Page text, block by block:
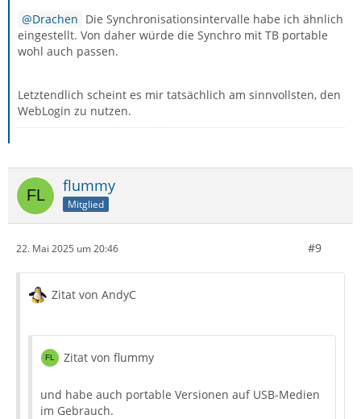
Drachen Die Synchronisationsintervalle habe ich ähnlich
eingestellt. Von daher würde die Synchro mit TB portable
wohl auch passen.
Letztendlich scheint es mir tatsächlich am sinnvollsten, den
WebLogin zu nutzen.
flummy
Mitglied
22. Mai 2025 um 20:46 #9
Zitat von AndyC
Zitat von flummy
und habe auch portable Versionen auf USB-Medien
im Gebrauch.